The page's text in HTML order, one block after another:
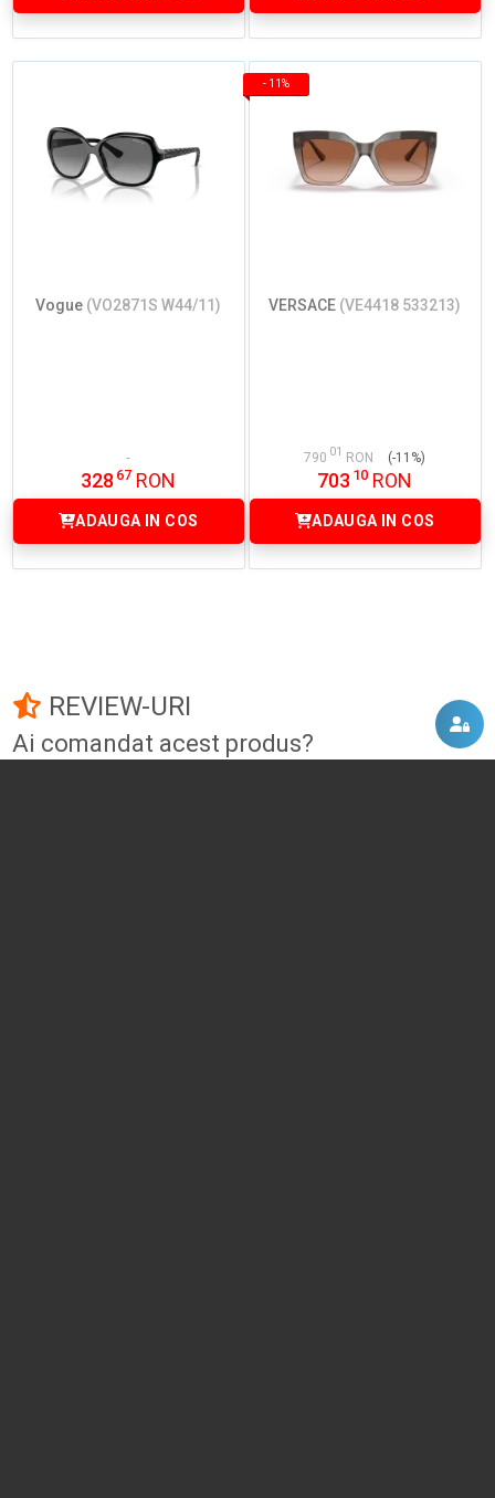
Vogue (VO2871S W44/11)
328 67 RON
ADAUGA IN COS
- 11%
VERSACE (VE4418 533213)
790 01 RON (-11%)
703 10 RON
ADAUGA IN COS
REVIEW-URI
Ai comandat acest produs?